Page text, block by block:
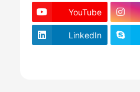
YouTube
LinkedIn